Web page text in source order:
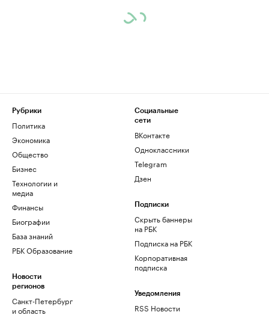
Рубрики
Политика
Экономика
Общество
Бизнес
Технологии и
медиа
Финансы
Биографии
База знаний
РБК Образование
Новости
регионов
Санкт-Петербург
и область
Социальные
сети
ВКонтакте
Одноклассники
Telegram
Дзен
Подписки
Скрыть баннеры
на РБК
Подписка на РБК
Корпоративная
подписка
Уведомления
RSS Новости